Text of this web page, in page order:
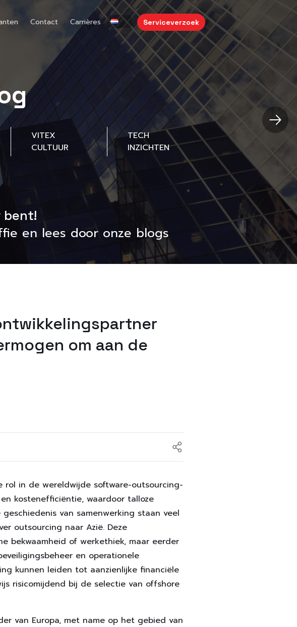
Contact Carrières Serviceverzoek
VITEX
CULTUUR
TECH
INZICHTEN
bent!
en lees door onze blogs
om aan de
rol in de wereldwijde software-outsourcing-
kostenefficiëntie, waardoor talloze
van samenwerking staan ​​veel
outsourcing naar Azië. Deze
bekwaamheid of werkethiek, maar eerder
en operationele
kunnen leiden tot aanzienlijke financiële
risicomijdend bij de selectie van offshore
van Europa, met name op het gebied van